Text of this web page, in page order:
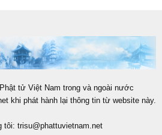
tử Việt Nam trong và ngoài nước
khi phát hành lại thông tin từ website này.
tôi: trisu@phattuvietnam.net